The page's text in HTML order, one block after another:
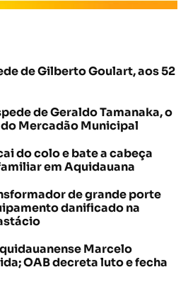
de Gilberto Goulart, aos 52
de Geraldo Tamanaka, o
Mercadão Municipal
do colo e bate a cabeça
em Aquidauana
de grande porte
danificado na
Marcelo
OAB decreta luto e fecha